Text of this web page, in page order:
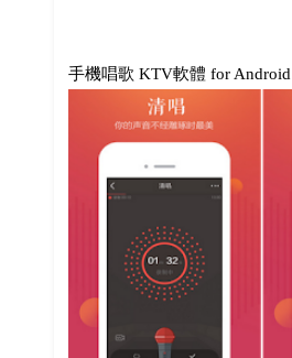
手機唱歌 KTV軟體 for Android